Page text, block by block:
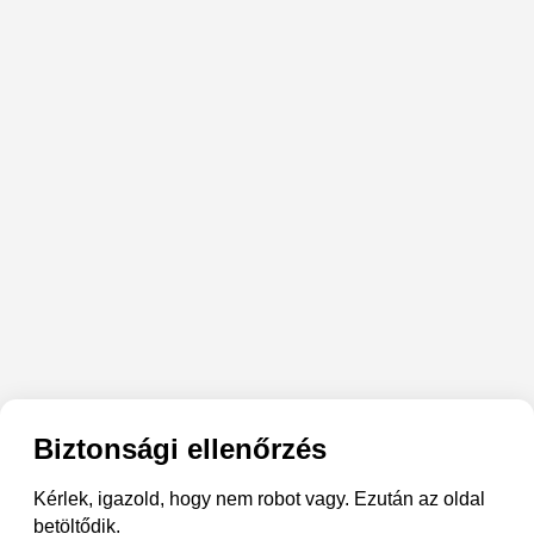
Biztonsági ellenőrzés
Kérlek, igazold, hogy nem robot vagy. Ezután az oldal
betöltődik.